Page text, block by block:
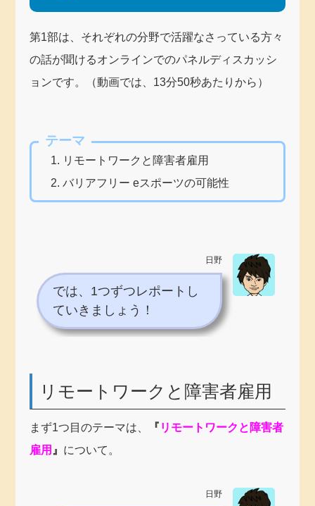
第1部は、それぞれの分野で活躍なさっている方々
の話が聞けるオンラインでのパネルディスカッシ
ョンです。（動画では、13分50秒あたりから）
テーマ
リモートワークと障害者雇用
バリアフリー eスポーツの可能性
日野
では、1つずつレポートし
ていきましょう！
リモートワークと障害者雇用
まず1つ目のテーマは、 『 リモートワークと障害者
雇用 』 について。
日野